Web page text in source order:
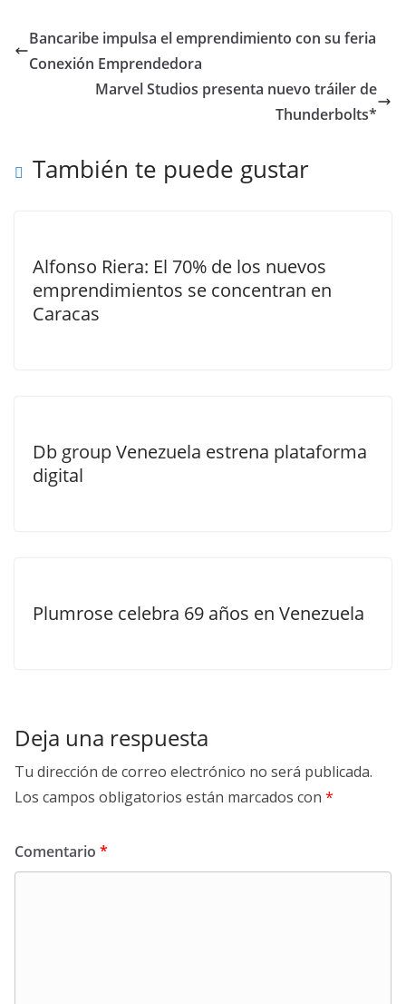
Bancaribe impulsa el emprendimiento con su feria
Conexión Emprendedora
Marvel Studios presenta nuevo tráiler de
Thunderbolts*
También te puede gustar
Alfonso Riera: El 70% de los nuevos
emprendimientos se concentran en
Caracas
Db group Venezuela estrena plataforma
digital
Plumrose celebra 69 años en Venezuela
Deja una respuesta
Tu dirección de correo electrónico no será publicada.
Los campos obligatorios están marcados con *
Comentario *